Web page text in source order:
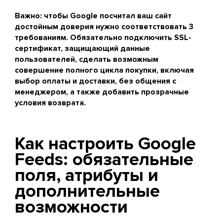
Важно: чтобы Google посчитал ваш сайт
достойным доверия нужно соответствовать 3
требованиям. Обязательно подключить SSL-
сертификат, защищающий данные
пользователей, сделать возможным
совершение полного цикла покупки, включая
выбор оплаты и доставки, без общения с
менеджером, а также добавить прозрачные
условия возврата.
Как настроить Google
Feeds: обязательные
поля, атрибуты и
дополнительные
возможности